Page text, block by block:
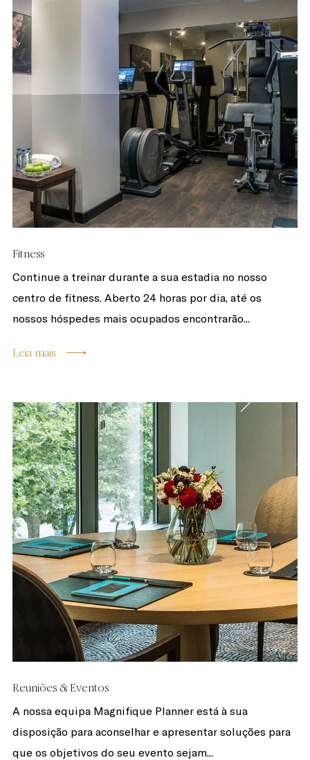
Fitness
Continue a treinar durante a sua estadia no nosso
centro de fitness. Aberto 24 horas por dia, até os
nossos hóspedes mais ocupados encontrarão...
Leia mais
Reuniões & Eventos
A nossa equipa Magnifique Planner está à sua
disposição para aconselhar e apresentar soluções para
que os objetivos do seu evento sejam...